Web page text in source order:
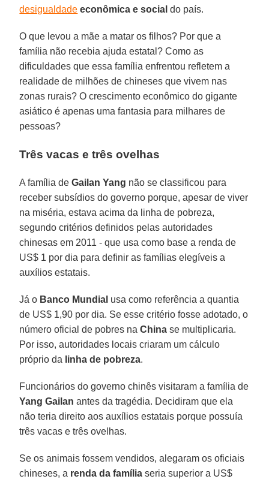
desigualdade econômica e social do país.
O que levou a mãe a matar os filhos? Por que a
família não recebia ajuda estatal? Como as
dificuldades que essa família enfrentou refletem a
realidade de milhões de chineses que vivem nas
zonas rurais? O crescimento econômico do gigante
asiático é apenas uma fantasia para milhares de
pessoas?
Três vacas e três ovelhas
A família deGailan Yang não se classificou para
receber subsídios do governo porque, apesar de viver
na miséria, estava acima da linha de pobreza,
segundo critérios definidos pelas autoridades
chinesas em 2011 - que usa como base a renda de
US$ 1 por dia para definir as famílias elegíveis a
auxílios estatais.
Já o Banco Mundial usa como referência a quantia
de US$ 1,90 por dia. Se esse critério fosse adotado, o
número oficial de pobres naChina se multiplicaria.
Por isso, autoridades locais criaram um cálculo
próprio da linha de pobreza.
Funcionários do governo chinês visitaram a família de
Yang Gailan antes da tragédia. Decidiram que ela
não teria direito aos auxílios estatais porque possuía
três vacas e três ovelhas.
Se os animais fossem vendidos, alegaram os oficiais
chineses, a renda da família seria superior a US$